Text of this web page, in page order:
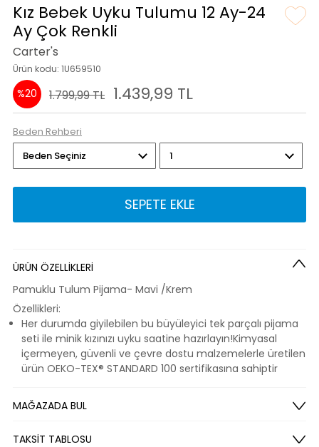
Kız Bebek Uyku Tulumu 12 Ay-24
Ay Çok Renkli
Carter's
Ürün kodu: 1U659510
%20 1.799,99 TL 1.439,99 TL
Beden Rehberi
SEPETE EKLE
ÜRÜN ÖZELLİKLERİ
Pamuklu Tulum Pijama- Mavi /Krem
Özellikleri:
Her durumda giyilebilen bu büyüleyici tek parçalı pijama
seti ile minik kızınızı uyku saatine hazırlayın!Kimyasal
içermeyen, güvenli ve çevre dostu malzemelerle üretilen
ürün OEKO-TEX® STANDARD 100 sertifikasına sahiptir
MAĞAZADA BUL
TAKSİT TABLOSU